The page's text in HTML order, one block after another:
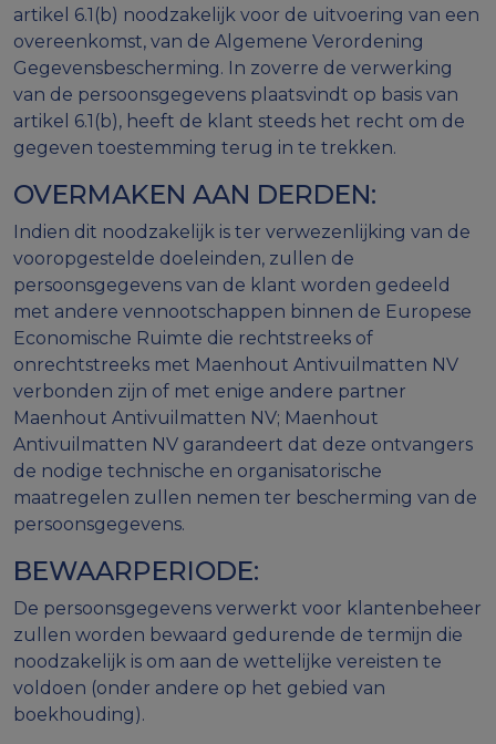
artikel 6.1(b) noodzakelijk voor de uitvoering van een
overeenkomst, van de Algemene Verordening
Gegevensbescherming. In zoverre de verwerking
van de persoonsgegevens plaatsvindt op basis van
artikel 6.1(b), heeft de klant steeds het recht om de
gegeven toestemming terug in te trekken.
OVERMAKEN AAN DERDEN:
Indien dit noodzakelijk is ter verwezenlijking van de
vooropgestelde doeleinden, zullen de
persoonsgegevens van de klant worden gedeeld
met andere vennootschappen binnen de Europese
Economische Ruimte die rechtstreeks of
onrechtstreeks met Maenhout Antivuilmatten NV
verbonden zijn of met enige andere partner
Maenhout Antivuilmatten NV; Maenhout
Antivuilmatten NV garandeert dat deze ontvangers
de nodige technische en organisatorische
maatregelen zullen nemen ter bescherming van de
persoonsgegevens.
BEWAARPERIODE:
De persoonsgegevens verwerkt voor klantenbeheer
zullen worden bewaard gedurende de termijn die
noodzakelijk is om aan de wettelijke vereisten te
voldoen (onder andere op het gebied van
boekhouding).